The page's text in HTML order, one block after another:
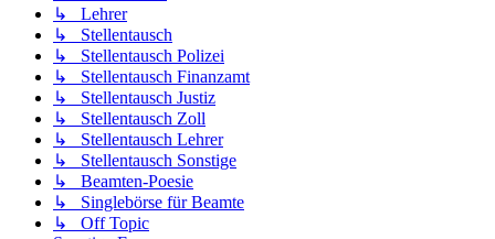
↳ Lehrer
↳ Stellentausch
↳ Stellentausch Polizei
↳ Stellentausch Finanzamt
↳ Stellentausch Justiz
↳ Stellentausch Zoll
↳ Stellentausch Lehrer
↳ Stellentausch Sonstige
↳ Beamten-Poesie
↳ Singlebörse für Beamte
↳ Off Topic